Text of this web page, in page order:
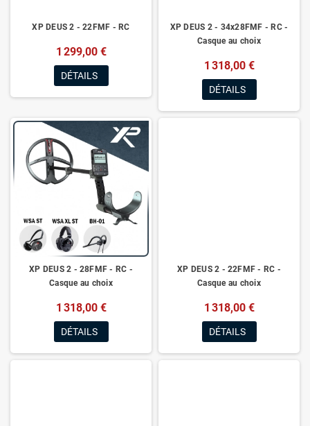
XP DEUS 2 - 22FMF - RC
1 299,00 €
DÉTAILS
XP DEUS 2 - 34x28FMF - RC -
Casque au choix
1 318,00 €
DÉTAILS
XP DEUS 2 - 28FMF - RC -
Casque au choix
1 318,00 €
DÉTAILS
XP DEUS 2 - 22FMF - RC -
Casque au choix
1 318,00 €
DÉTAILS